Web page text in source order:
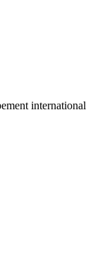
international